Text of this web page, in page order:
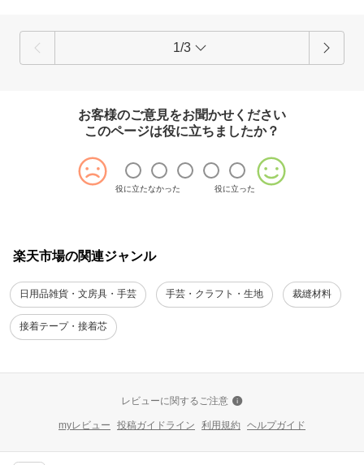
1/3
お客様のご意見をお聞かせください
このページは役に立ちましたか？
役に立たなかった 役に立った
楽天市場の関連ジャンル
日用品雑貨・文房具・手芸 手芸・クラフト・生地 裁縫材料
接着テープ・接着芯
レビューに関するご注意
myレビュー 投稿ガイドライン 利用規約 ヘルプガイド